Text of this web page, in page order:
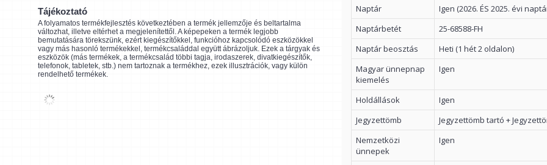
Tájékoztató
A folyamatos termékfejlesztés következtében a termék jellemzője és beltartalma
változhat, illetve eltérhet a megjelenítettől. A képepeken a termék legjobb
bemutatására törekszünk, ezért kiegészítőkkel, funkcióhoz kapcsolódó eszközökkel
vagy más hasonló termékekkel, termékcsaláddal együtt ábrázoljuk. Ezek a tárgyak és
eszközök (más termékek, a termékcsalád többi tagja, irodaszerek, divatkiegészítők,
telefonok, tabletek, stb.) nem tartoznak a termékhez, ezek illusztrációk, vagy külön
rendelhető termékek.
Naptár
Igen (2026. ÉS 2025. évi
Naptárbetét
25-68588-FH
Naptár beosztás
Heti (1 hét 2 oldalon)
Magyar ünnepnap
kiemelés
Igen
Holdállások
Igen
Jegyzettömb
Jegyzettömb tartó +
Nemzetközi
ünnepek
Igen